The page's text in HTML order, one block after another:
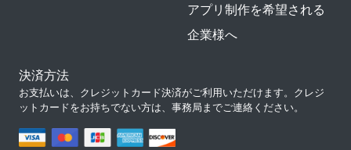
アプリ制作を希望される
企業様へ
決済方法
お支払いは、クレジットカード決済がご利用いただけます。クレジ
ットカードをお持ちでない方は、事務局までご連絡ください。